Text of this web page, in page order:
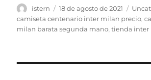
Autor
istern
Publicado
el
18 de agosto de 2021
camiseta centenario inter milan precio,
milan barata segunda mano,tienda